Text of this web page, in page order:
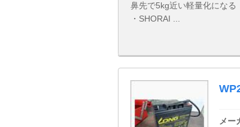
鼻先で5kg近い軽量化になる
・SHORAI ...
メー